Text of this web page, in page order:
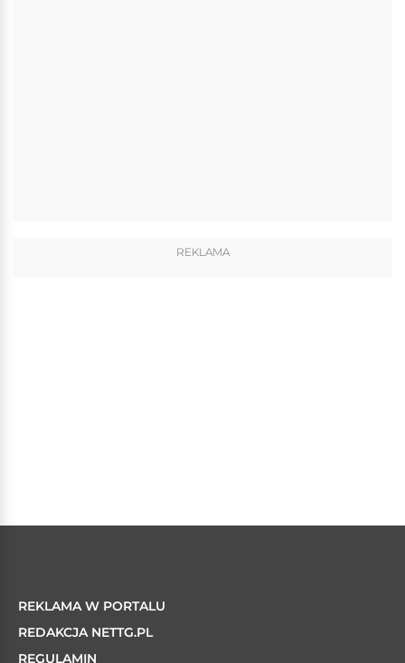
REKLAMA
REKLAMA W PORTALU
REDAKCJA NETTG.PL
REGULAMIN